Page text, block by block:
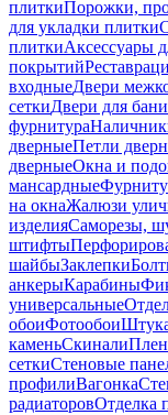
плиткиПорожки,
для укладки плитки
плиткиАксессуары
покрытий
входныеДвери
сеткиДвери для
фурнитура
дверныеПетли
дверныеОкна и
мансардные
на окнаЖалюзи
изделияСаморезы,
штифты
шайбыЗаклепки
анкерыКарабины
универсальные
обоиФотообои
каменьСкинали
сеткиСтеновые
профилиВагонка
радиаторовОтделка